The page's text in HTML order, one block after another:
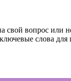
свой вопрос или
слова для